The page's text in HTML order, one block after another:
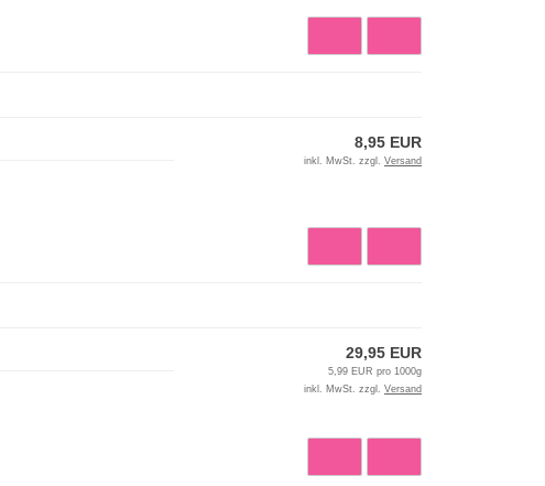
8,95 EUR
inkl. MwSt. zzgl. Versand
29,95 EUR
5,99 EUR pro 1000g
inkl. MwSt. zzgl. Versand